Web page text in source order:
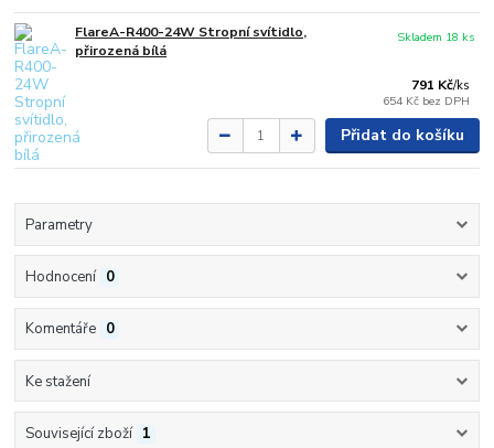
FlareA-R400-24W Stropní svítidlo,
přirozená bílá
791 Kč/ks
654 Kč bez DPH
Skladem 18 ks
Přidat do košíku
Parametry
Hodnocení 0
Komentáře 0
Ke stažení
Související zboží 1